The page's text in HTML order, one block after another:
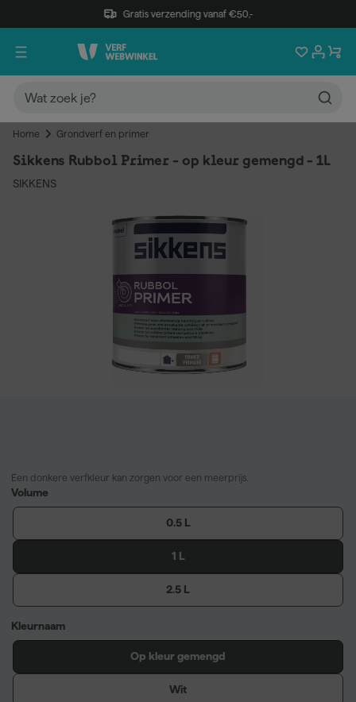
Gratis verzending vanaf €50,-
Home Grondverf en primer
Sikkens Rubbol Primer - op kleur gemengd - 1L
SIKKENS
Een donkere verfkleur kan zorgen voor een meerprijs.
Volume
0.5 L
1 L
2.5 L
Kleurnaam
Op kleur gemengd
Wit